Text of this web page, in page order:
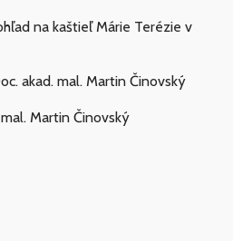
na kaštieľ Márie Terézie v
akad. mal. Martin Činovský
Martin Činovský